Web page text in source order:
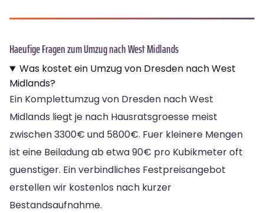
Haeufige Fragen zum Umzug nach West Midlands
Was kostet ein Umzug von Dresden nach West
Midlands?
Ein Komplettumzug von Dresden nach West
Midlands liegt je nach Hausratsgroesse meist
zwischen 3300€ und 5800€. Fuer kleinere Mengen
ist eine Beiladung ab etwa 90€ pro Kubikmeter oft
guenstiger. Ein verbindliches Festpreisangebot
erstellen wir kostenlos nach kurzer
Bestandsaufnahme.